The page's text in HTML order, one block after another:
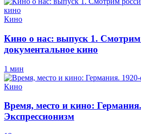
Кино
Кино о нас: выпуск 1. Смотрим
документальное кино
1 мин
Кино
Время, место и кино:
Экспрессионизм